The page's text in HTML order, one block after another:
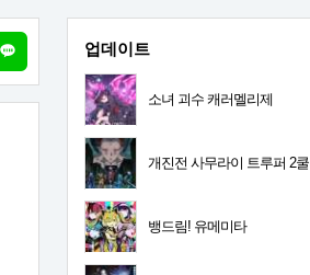
업데이트
소녀 괴수 캐러멜리제
개진전 사무라이 트루퍼 2쿨
뱅드림! 유메미타